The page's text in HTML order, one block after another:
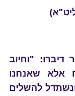
"וחיוב
אלא שאנחנו
להשלים